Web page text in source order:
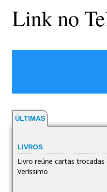
Link no
ÚLTIMAS
LIVROS
Livro reúne cartas trocadas
Veríssimo